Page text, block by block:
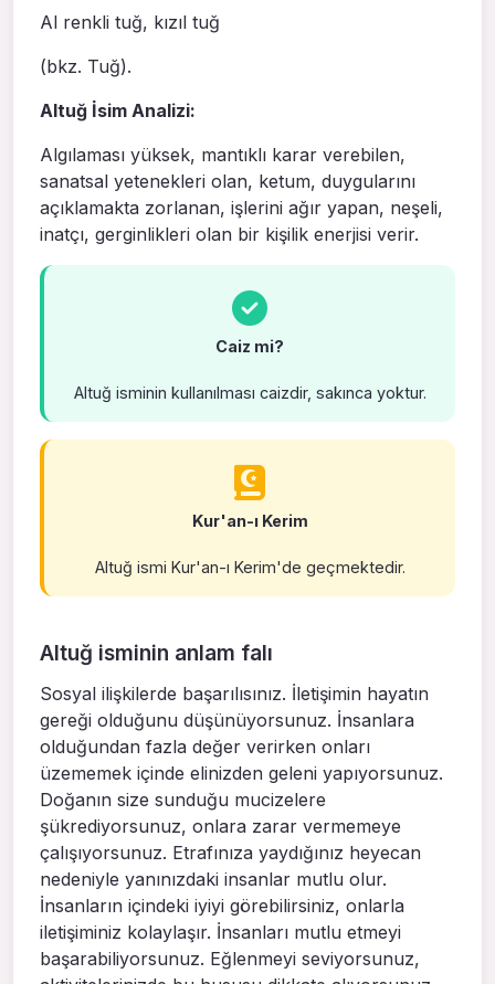
Al renkli tuğ, kızıl tuğ
(bkz. Tuğ).
Altuğ İsim Analizi:
Algılaması yüksek, mantıklı karar verebilen,
sanatsal yetenekleri olan, ketum, duygularını
açıklamakta zorlanan, işlerini ağır yapan, neşeli,
inatçı, gerginlikleri olan bir kişilik enerjisi verir.
Caiz mi?
Altuğ isminin kullanılması caizdir, sakınca yoktur.
Kur'an-ı Kerim
Altuğ ismi Kur'an-ı Kerim'de geçmektedir.
Altuğ isminin anlam falı
Sosyal ilişkilerde başarılısınız. İletişimin hayatın
gereği olduğunu düşünüyorsunuz. İnsanlara
olduğundan fazla değer verirken onları
üzememek içinde elinizden geleni yapıyorsunuz.
Doğanın size sunduğu mucizelere
şükrediyorsunuz, onlara zarar vermemeye
çalışıyorsunuz. Etrafınıza yaydığınız heyecan
nedeniyle yanınızdaki insanlar mutlu olur.
İnsanların içindeki iyiyi görebilirsiniz, onlarla
iletişiminiz kolaylaşır. İnsanları mutlu etmeyi
başarabiliyorsunuz. Eğlenmeyi seviyorsunuz,